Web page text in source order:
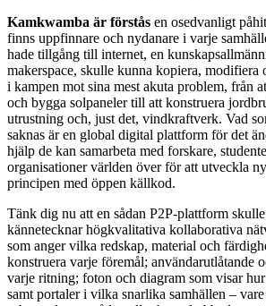
Kamkwamba är förstås en osedvanligt
finns uppfinnare och nydanare i varje
hade tillgång till internet, en
makerspace, skulle kunna kopiera,
i kampen mot sina mest akuta problem, från
och bygga solpaneler till att konstruera
utrustning och, just det, vindkraftverk. Vad
saknas är en global digital plattform för det
hjälp de kan samarbeta med forskare,
organisationer världen över för att utveckla
principen med öppen källkod.
Tänk dig nu att en sådan P2P-plattform
kännetecknar högkvalitativa kollaborativa
som anger vilka redskap, material och
konstruera varje föremål; användarutlåtande
varje ritning; foton och diagram som visar
samt portaler i vilka snarlika samhällen –